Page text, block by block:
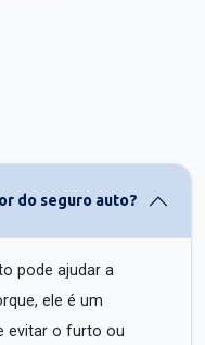
do seguro auto?
pode ajudar a
ele é um
evitar o furto ou